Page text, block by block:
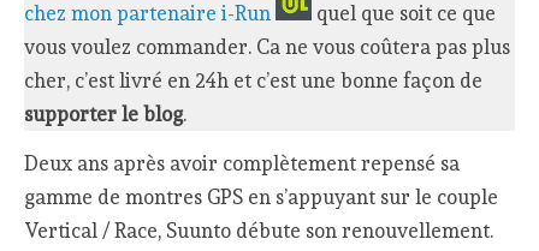
chez mon partenaire i-Run
quel que soit ce que
vous voulez commander. Ca ne vous coûtera pas plus
cher, c’est livré en 24h et c’est une bonne façon de
supporter le blog.
Deux ans après avoir complètement repensé sa
gamme de montres GPS en s’appuyant sur le couple
Vertical / Race, Suunto débute son renouvellement.